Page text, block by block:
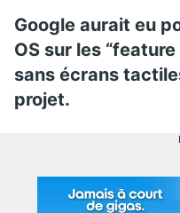
Google aurait eu
OS sur les
sans écrans
projet.